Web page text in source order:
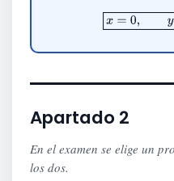
0,
Apartado 2
En el examen se elige un
los dos.